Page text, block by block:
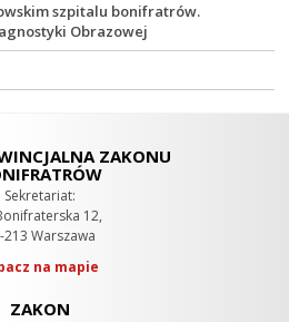
szpitalu bonifratrów.
Obrazowej
ZAKONU
Sekretariat:
12,
213 Warszawa
na mapie
ZAKON